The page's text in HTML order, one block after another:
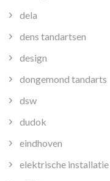
dela
dens tandartsen
design
dongemond tandarts
dsw
dudok
eindhoven
elektrische installatie